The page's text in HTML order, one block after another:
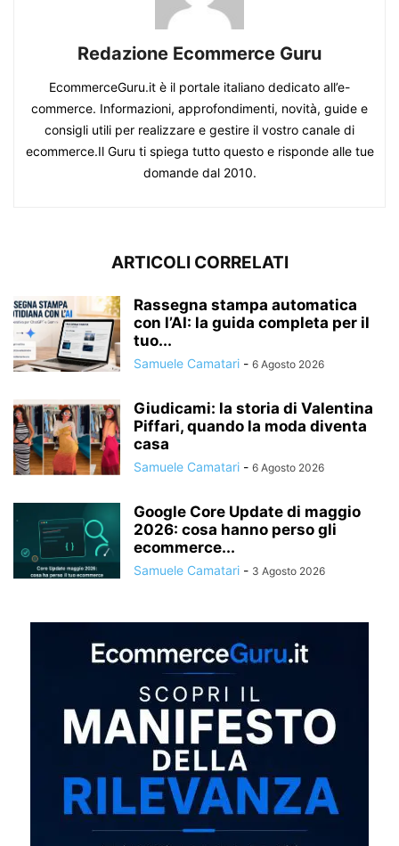
Redazione Ecommerce Guru
EcommerceGuru.it è il portale italiano dedicato all’e-
commerce. Informazioni, approfondimenti, novità, guide e
consigli utili per realizzare e gestire il vostro canale di
ecommerce.Il Guru ti spiega tutto questo e risponde alle tue
domande dal 2010.
ARTICOLI CORRELATI
Rassegna stampa automatica
con l’AI: la guida completa per il
tuo...
Samuele Camatari - 6 Agosto 2026
Giudicami: la storia di Valentina
Piffari, quando la moda diventa
casa
Samuele Camatari - 6 Agosto 2026
Google Core Update di maggio
2026: cosa hanno perso gli
ecommerce...
Samuele Camatari - 3 Agosto 2026